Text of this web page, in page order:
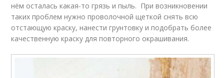
нём осталась какая-то грязь и пыль. При возникновении
таких проблем нужно проволочной щеткой снять всю
отстающую краску, нанести грунтовку и подобрать более
качественную краску для повторного окрашивания.